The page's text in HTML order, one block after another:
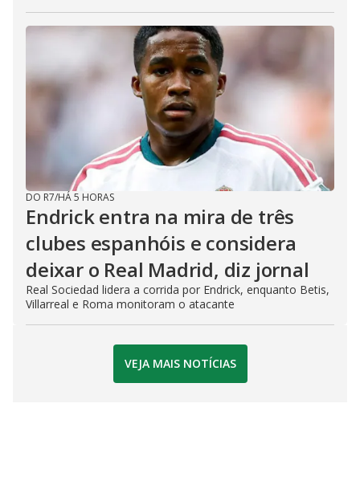
DO R7/HÁ 5 HORAS
Endrick entra na mira de três
clubes espanhóis e considera
deixar o Real Madrid, diz jornal
Real Sociedad lidera a corrida por Endrick, enquanto Betis,
Villarreal e Roma monitoram o atacante
VEJA MAIS NOTÍCIAS